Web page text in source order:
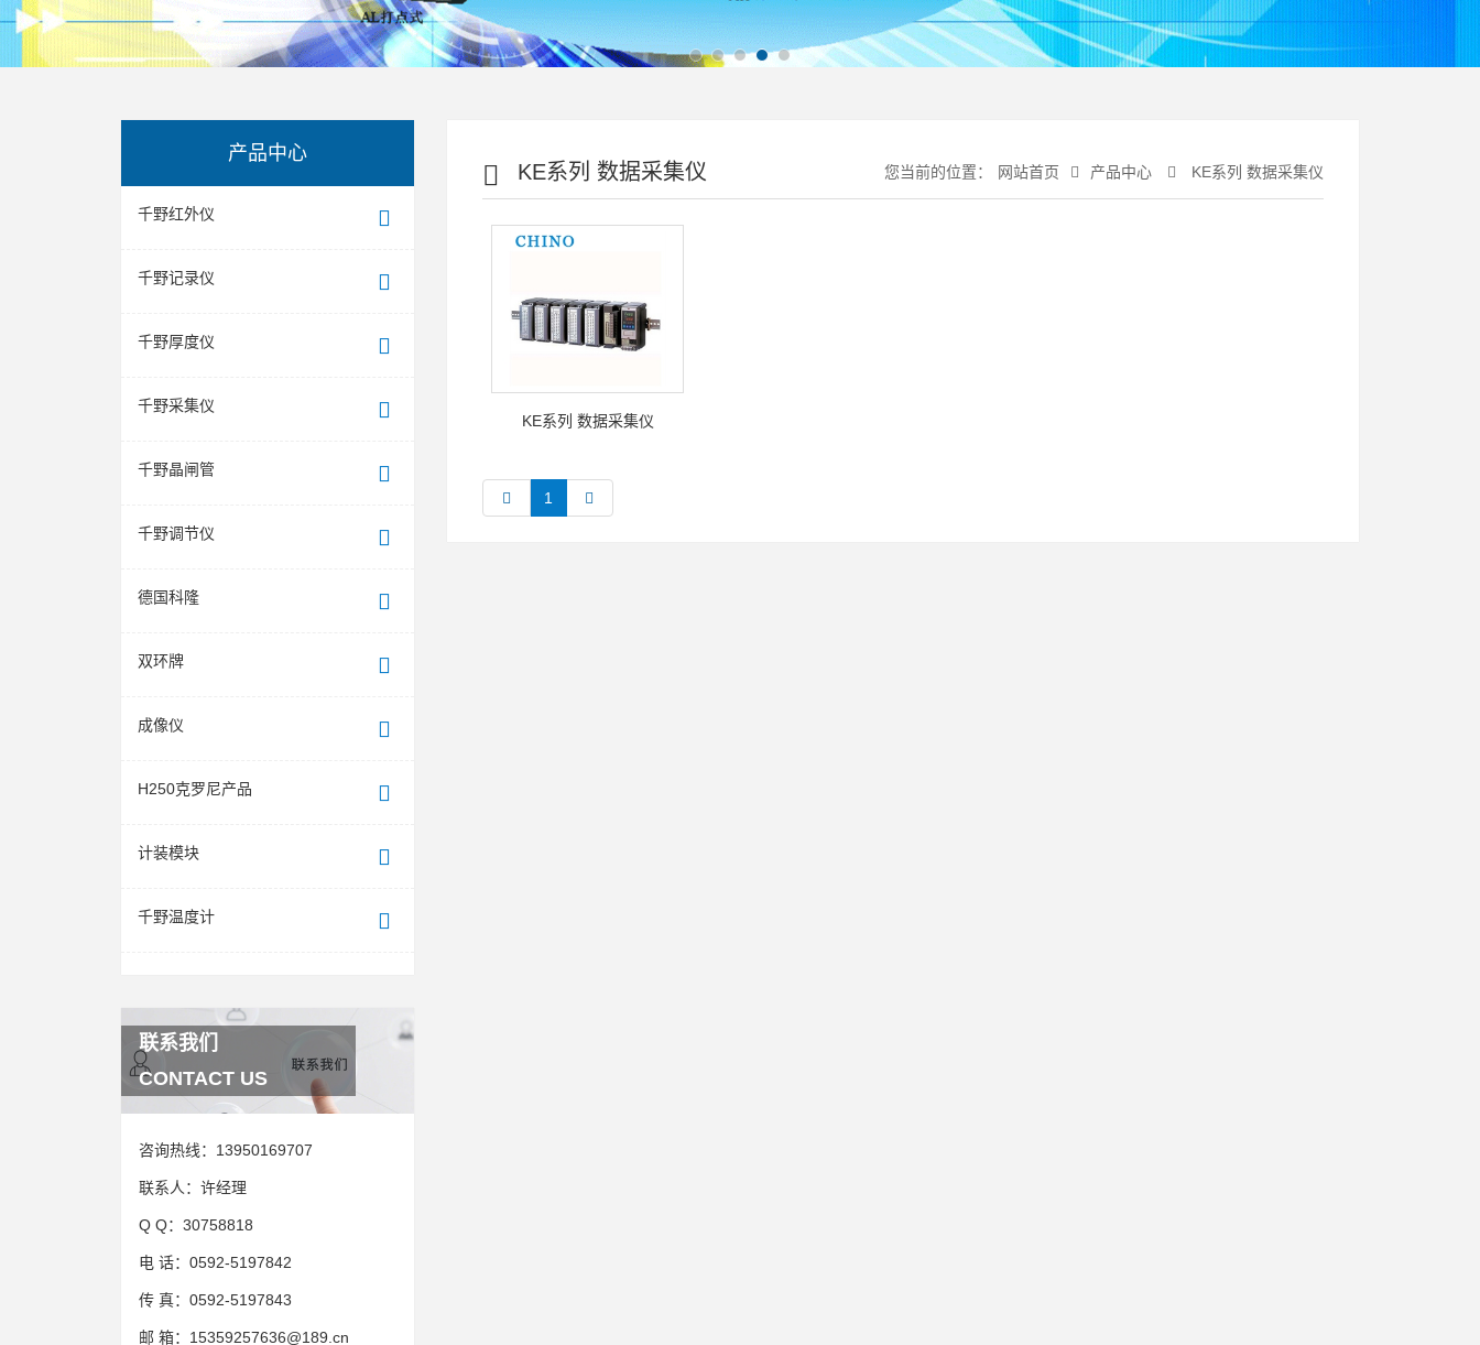
产品中心
千野红外仪
千野记录仪
千野厚度仪
千野采集仪
千野晶闸管
千野调节仪
德国科隆
双环牌
成像仪
H250克罗尼产品
计装模块
千野温度计
联系我们
CONTACT US
咨询热线： 13950169707
联系人： 许经理
Q Q： 30758818
电 话： 0592-5197842
传 真： 0592-5197843
邮 箱： 15359257636@189.cn
KE系列 数据采集仪 您当前的位置： 网站首页 产品中心 KE系列 数据采集仪
KE系列 数据采集仪
1